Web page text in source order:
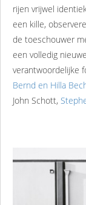
rijen vrijwel
een kille,
de toeschouwer
een volledig
verantwoordelijke
Bernd en Hilla
John Schott,